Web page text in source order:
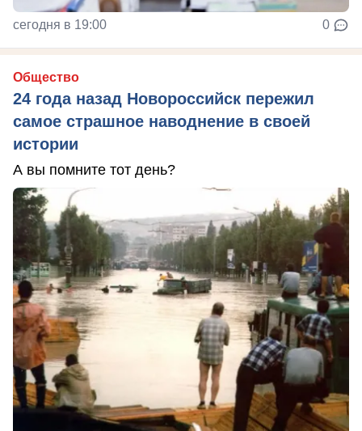
сегодня в 19:00 0
Общество
24 года назад Новороссийск пережил
самое страшное наводнение в своей
истории
А вы помните тот день?